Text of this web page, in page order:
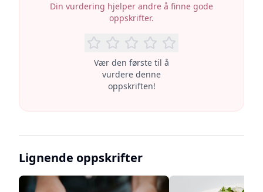
Din vurdering hjelper andre å finne gode
oppskrifter.
Vær den første til å
vurdere denne
oppskriften!
Lignende oppskrifter